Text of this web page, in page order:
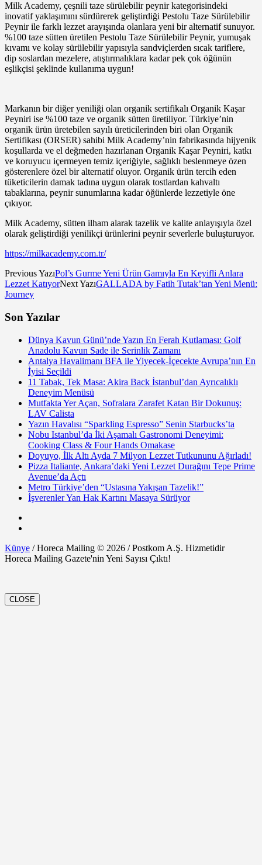
Milk Academy, çeşnili taze sürülebilir peynir kategorisindeki
inovatif yaklaşımını sürdürerek geliştirdiği Pestolu Taze Sürülebilir
Peynir ile farklı lezzet arayışında olanlara yeni bir alternatif sunuyor.
%100 taze sütten üretilen Pestolu Taze Sürülebilir Peynir, yumuşak
kıvamı ve kolay sürülebilir yapısıyla sandviçlerden sıcak tariflere,
dip soslardan mezelere, atıştırmalıklara kadar pek çok öğünün
eşlikçisi şeklinde kullanıma uygun!
Markanın bir diğer yeniliği olan organik sertifikalı Organik Kaşar
Peyniri ise %100 taze ve organik sütten üretiliyor. Türkiye’nin
organik ürün üretebilen sayılı üreticilerinden biri olan Organik
Sertifikası (ORSER) sahibi Milk Academy’nin fabrikasında hijyenik
koşullarda ve el değmeden hazırlanan Organik Kaşar Peyniri, katkı
ve koruyucu içermeyen temiz içeriğiyle, sağlıklı beslenmeye özen
gösterenlere özel bir alternatif oluyor. Organik ürün tercih eden
tüketicilerin damak tadına uygun olarak tostlardan kahvaltı
tabaklarına, peynir sunumlarına kadar öğünlerde lezzetiyle öne
çıkıyor.
Milk Academy, sütten ilham alarak tazelik ve kalite anlayışıyla özel
olarak geliştirdiği yenilikçi ürünlerini peynir severlerle buluşturuyor.
https://milkacademy.com.tr/
Previous YazıPol’s Gurme Yeni Ürün Gamıyla En Keyifli Anlara
Lezzet KatıyorNext YazıGALLADA by Fatih Tutak’tan Yeni Menü:
Journey
Son Yazılar
Dünya Kavun Günü’nde Yazın En Ferah Kutlaması: Golf
Anadolu Kavun Sade ile Serinlik Zamanı
Antalya Havalimanı BFA ile Yiyecek-İçecekte Avrupa’nın En
İyisi Seçildi
11 Tabak, Tek Masa: Akira Back İstanbul’dan Ayrıcalıklı
Deneyim Menüsü
Mutfakta Yer Açan, Sofralara Zarafet Katan Bir Dokunuş:
LAV Calista
Yazın Havalısı “Sparkling Espresso” Senin Starbucks’ta
Nobu Istanbul’da İki Aşamalı Gastronomi Deneyimi:
Cooking Class & Four Hands Omakase
Doyuyo, İlk Altı Ayda 7 Milyon Lezzet Tutkununu Ağırladı!
Pizza Italiante, Ankara’daki Yeni Lezzet Durağını Tepe Prime
Avenue’da Açtı
Metro Türkiye’den “Ustasına Yakışan Tazelik!”
İşverenler Yan Hak Kartını Masaya Sürüyor
Künye / Horeca Mailing © 2026 / Postkom A.Ş. Hizmetidir
Horeca Mailing Gazete'nin Yeni Sayısı Çıktı!
CLOSE